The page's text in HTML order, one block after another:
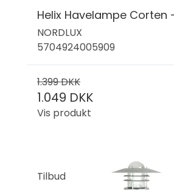
Helix Havelampe Corten
NORDLUX
5704924005909
1.399 DKK
1.049 DKK
Vis produkt
Tilbud